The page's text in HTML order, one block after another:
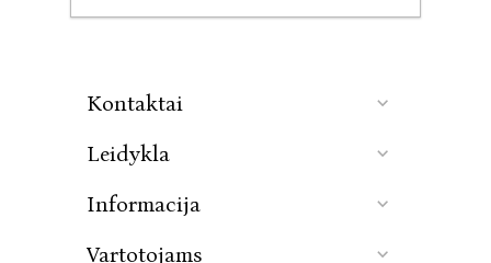
Kontaktai
Leidykla
Informacija
Vartotojams